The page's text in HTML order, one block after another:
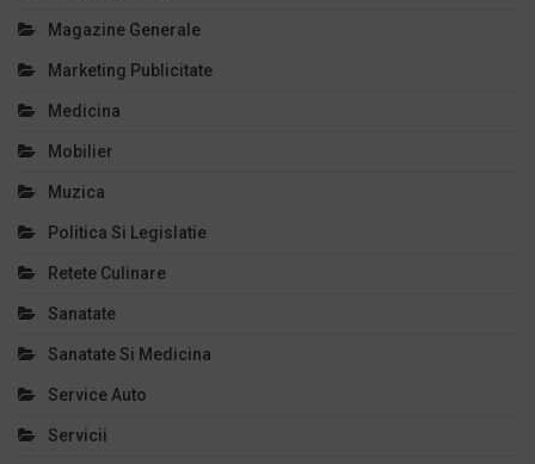
Magazine Generale
Marketing Publicitate
Medicina
Mobilier
Muzica
Politica Si Legislatie
Retete Culinare
Sanatate
Sanatate Si Medicina
Service Auto
Servicii